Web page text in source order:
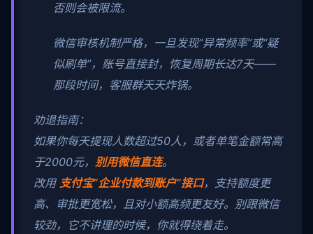
否则会被限流。
微信审核机制严格，一旦发现“异常频率”或“疑
似刷单”，账号直接封，恢复周期长达7天——
那段时间，客服群天天炸锅。
劝退指南：
如果你每天提现人数超过50人，或者单笔金额常高
于2000元， 别用微信直连。
改用 支付宝“企业付款到账户”接口，支持额度更
高、审批更宽松，且对小额高频更友好。别跟微信
较劲，它不讲理的时候，你就得绕着走。